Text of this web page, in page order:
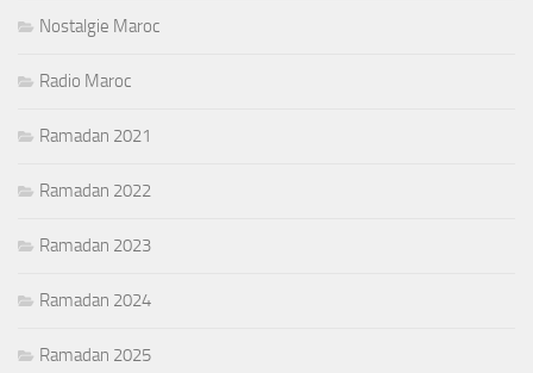
Nostalgie Maroc
Radio Maroc
Ramadan 2021
Ramadan 2022
Ramadan 2023
Ramadan 2024
Ramadan 2025